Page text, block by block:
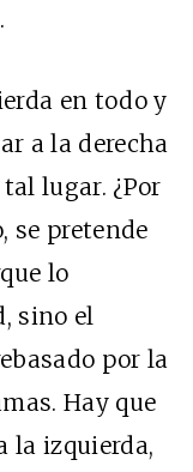
en todo y
a la derecha
lugar. ¿Por
se pretende
lo
sino el
por la
Hay que
la izquierda,